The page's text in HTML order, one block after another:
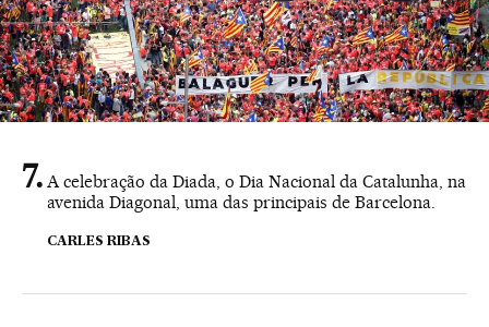
A celebração da Diada, o Dia Nacional da Catalunha, na
avenida Diagonal, uma das principais de Barcelona.
CARLES RIBAS